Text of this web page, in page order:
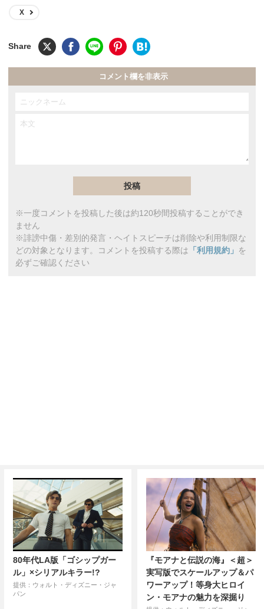
X
コメント欄を非表示
※一度コメントを投稿した後は約120秒間投稿することができ
ません
※誹謗中傷・差別的発言・ヘイトスピーチは削除や利用制限な
どの対象となります。コメントを投稿する際は 「利用規約」 を
必ずご確認ください
80年代LA版「ゴシップガー
ル」×シリアルキラー!?
提供：ウォルト・ディズニー・ジャ
パン
『モアナと伝説の海』＜超＞
実写版でスケールアップ＆パ
ワーアップ！等身大ヒロイ
ン・モアナの魅力を深掘り